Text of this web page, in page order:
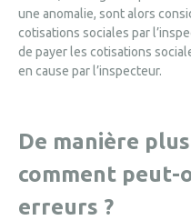
une anomalie, sont alors
cotisations sociales par
de payer les cotisations
en cause par l’inspecteur.
De manière
comment peut-
erreurs ?